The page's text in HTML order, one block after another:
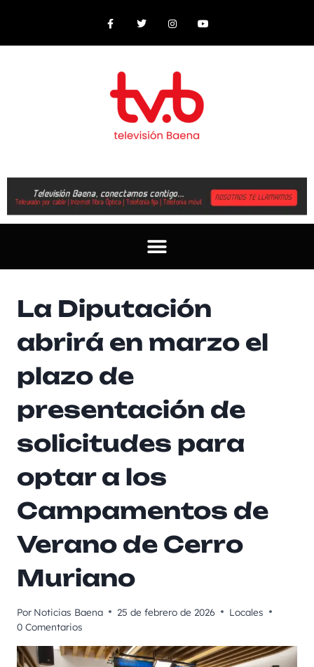
La Diputación
abrirá en marzo el
plazo de
presentación de
solicitudes para
optar a los
Campamentos de
Verano de Cerro
Muriano
Por Noticias Baena 25 de febrero de 2026
Locales
0 Comentarios